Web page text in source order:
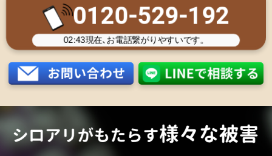
0120-529-192
02:43現在､お電話繋がりやすいです。